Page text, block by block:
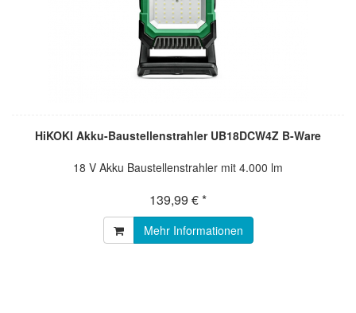
HiKOKI Akku-Baustellenstrahler UB18DCW4Z B-Ware
18 V Akku Baustellenstrahler mit 4.000 lm
139,99 € *
Mehr Informationen